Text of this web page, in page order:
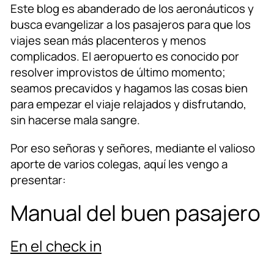
Este blog es abanderado de los aeronáuticos y
busca evangelizar a los pasajeros para que los
viajes sean más placenteros y menos
complicados. El aeropuerto es conocido por
resolver improvistos de último momento;
seamos precavidos y hagamos las cosas bien
para empezar el viaje relajados y disfrutando,
sin hacerse mala sangre.
Por eso señoras y señores, mediante el valioso
aporte de varios colegas, aquí les vengo a
presentar:
Manual del buen pasajero
En el check in